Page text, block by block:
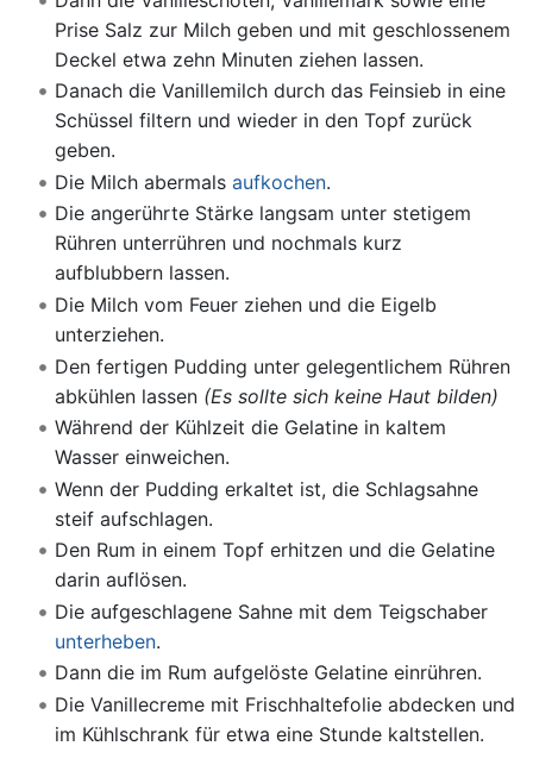
Prise Salz zur Milch geben und mit geschlossenem
Deckel etwa zehn Minuten ziehen lassen.
Danach die Vanillemilch durch das Feinsieb in eine
Schüssel filtern und wieder in den Topf zurück
geben.
Die Milch abermals aufkochen.
Die angerührte Stärke langsam unter stetigem
Rühren unterrühren und nochmals kurz
aufblubbern lassen.
Die Milch vom Feuer ziehen und die Eigelb
unterziehen.
Den fertigen Pudding unter gelegentlichem Rühren
abkühlen lassen (Es sollte sich keine Haut bilden)
Während der Kühlzeit die Gelatine in kaltem
Wasser einweichen.
Wenn der Pudding erkaltet ist, die Schlagsahne
steif aufschlagen.
Den Rum in einem Topf erhitzen und die Gelatine
darin auflösen.
Die aufgeschlagene Sahne mit dem Teigschaber
unterheben.
Dann die im Rum aufgelöste Gelatine einrühren.
Die Vanillecreme mit Frischhaltefolie abdecken und
im Kühlschrank für etwa eine Stunde kaltstellen.